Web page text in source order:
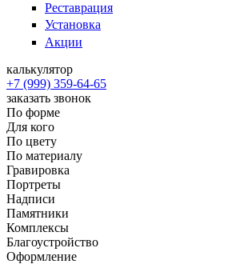
Реставрация
Установка
Акции
калькулятор
+7 (999) 359-64-65
заказать звонок
По форме
Для кого
По цвету
По материалу
Гравировка
Портреты
Надписи
Памятники
Комплексы
Благоустройство
Оформление